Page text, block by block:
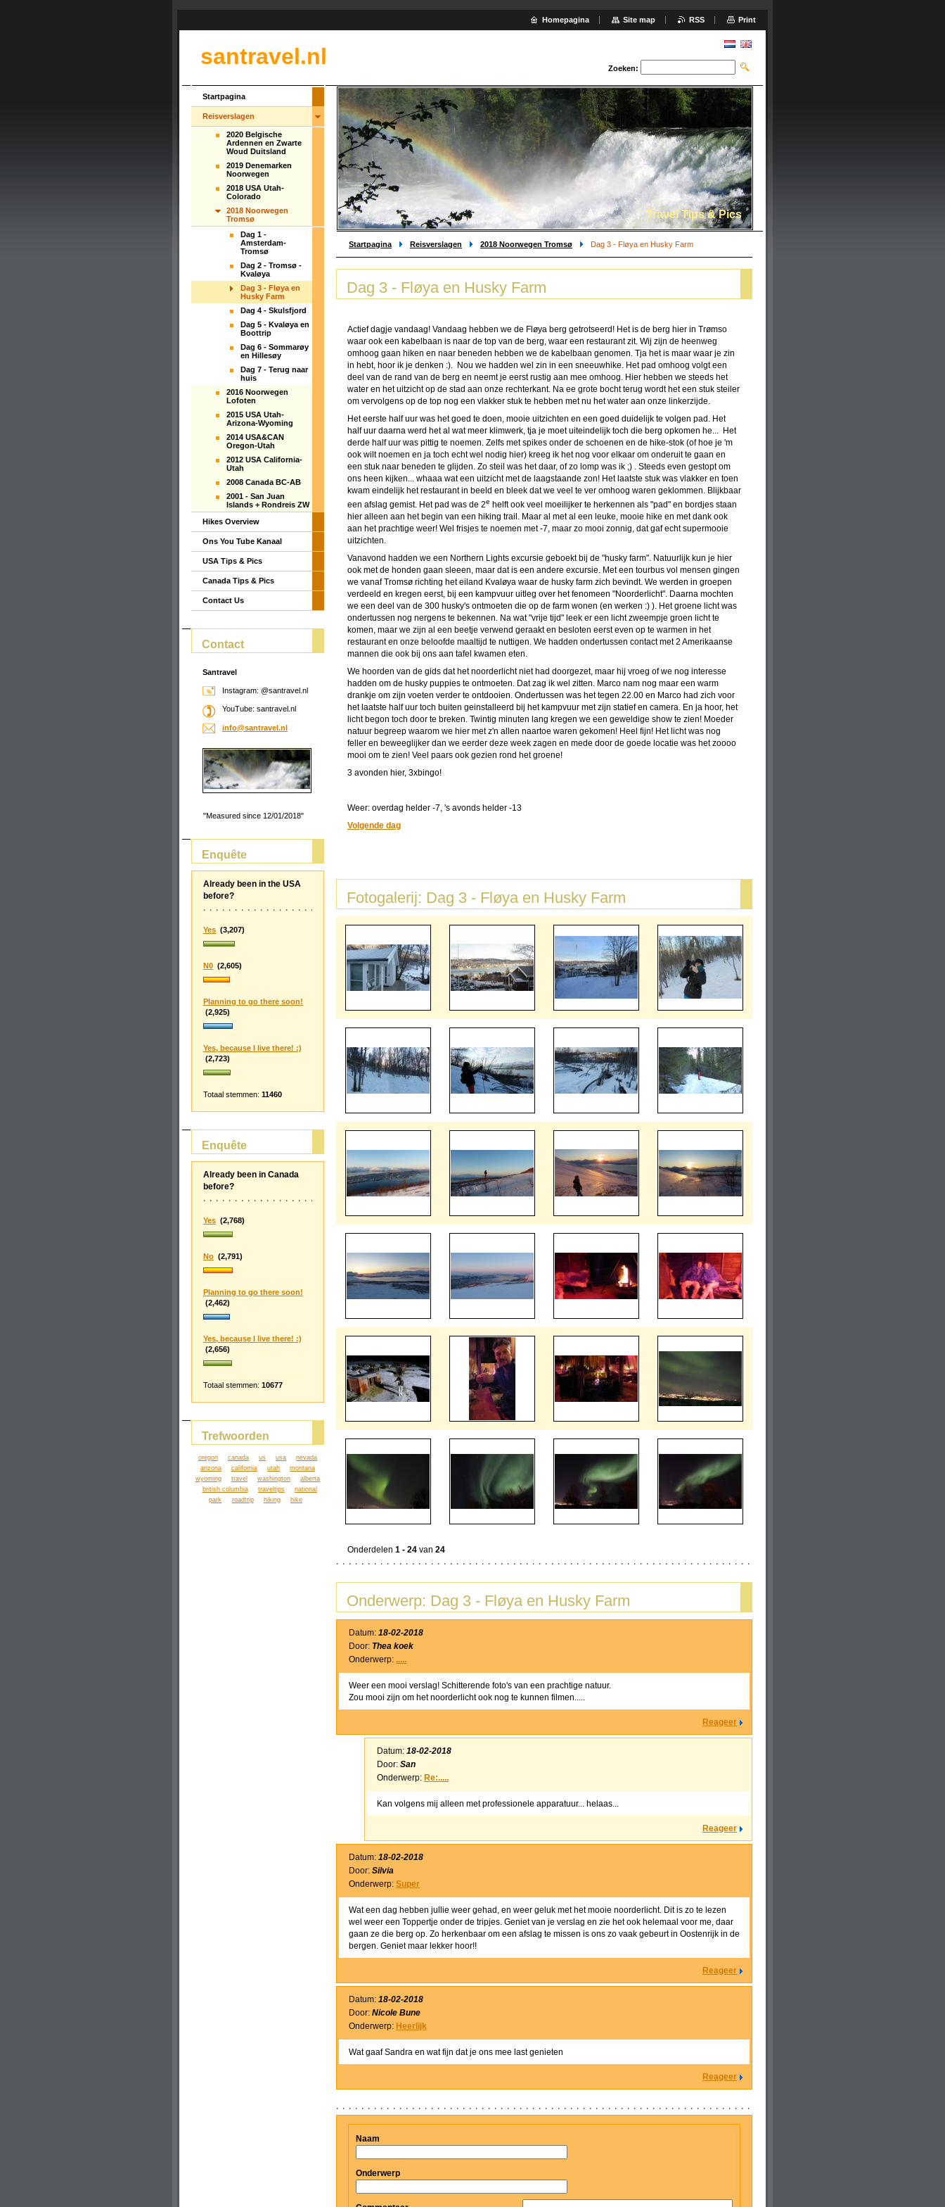
santravel.nl Zoeken:
Travel Tips & Pics
Startpagina Reisverslagen 2018 Noorwegen Tromsø Dag 3 - Fløya en Husky Farm
Dag 3 - Fløya en Husky Farm
Actief dagje vandaag! Vandaag hebben we de Fløya berg getrotseerd! Het is de berg hier in Trømso
waar ook een kabelbaan is naar de top van de berg, waar een restaurant zit. Wij zijn de heenweg
omhoog gaan hiken en naar beneden hebben we de kabelbaan genomen. Tja het is maar waar je zin
in hebt, hoor ik je denken :). Nou we hadden wel zin in een sneeuwhike. Het pad omhoog volgt een
deel van de rand van de berg en neemt je eerst rustig aan mee omhoog. Hier hebben we steeds het
water en het uitzicht op de stad aan onze rechterkant. Na ee grote bocht terug wordt het een stuk steiler
om vervolgens op de top nog een vlakker stuk te hebben met nu het water aan onze linkerzijde.
Het eerste half uur was het goed te doen, mooie uitzichten en een goed duidelijk te volgen pad. Het
half uur daarna werd het al wat meer klimwerk, tja je moet uiteindelijk toch die berg opkomen he... Het
derde half uur was pittig te noemen. Zelfs met spikes onder de schoenen en de hike-stok (of hoe je 'm
ook wilt noemen en ja toch echt wel nodig hier) kreeg ik het nog voor elkaar om onderuit te gaan en
een stuk naar beneden te glijden. Zo steil was het daar, of zo lomp was ik ;) . Steeds even gestopt om
ons heen kijken... whaaa wat een uitzicht met de laagstaande zon! Het laatste stuk was vlakker en toen
kwam eindelijk het restaurant in beeld en bleek dat we veel te ver omhoog waren geklommen. Blijkbaar
een afslag gemist. Het pad was de 2e helft ook veel moeilijker te herkennen als "pad" en bordjes staan
hier alleen aan het begin van een hiking trail. Maar al met al een leuke, mooie hike en met dank ook
aan het prachtige weer! Wel frisjes te noemen met -7, maar zo mooi zonnig, dat gaf echt supermooie
uitzichten.
Vanavond hadden we een Northern Lights excursie geboekt bij de "husky farm". Natuurlijk kun je hier
ook met de honden gaan sleeen, maar dat is een andere excursie. Met een tourbus vol mensen gingen
we vanaf Tromsø richting het eiland Kvaløya waar de husky farm zich bevindt. We werden in groepen
verdeeld en kregen eerst, bij een kampvuur uitleg over het fenomeen "Noorderlicht". Daarna mochten
we een deel van de 300 husky's ontmoeten die op de farm wonen (en werken :) ). Het groene licht was
ondertussen nog nergens te bekennen. Na wat "vrije tijd" leek er een licht zweempje groen licht te
komen, maar we zijn al een beetje verwend geraakt en besloten eerst even op te warmen in het
restaurant en onze beloofde maaltijd te nuttigen. We hadden ondertussen contact met 2 Amerikaanse
mannen die ook bij ons aan tafel kwamen eten.
We hoorden van de gids dat het noorderlicht niet had doorgezet, maar hij vroeg of we nog interesse
hadden om de husky puppies te ontmoeten. Dat zag ik wel zitten. Marco nam nog maar een warm
drankje om zijn voeten verder te ontdooien. Ondertussen was het tegen 22.00 en Marco had zich voor
het laatste half uur toch buiten geinstalleerd bij het kampvuur met zijn statief en camera. En ja hoor, het
licht begon toch door te breken. Twintig minuten lang kregen we een geweldige show te zien! Moeder
natuur begreep waarom we hier met z'n allen naartoe waren gekomen! Heel fijn! Het licht was nog
feller en beweeglijker dan we eerder deze week zagen en mede door de goede locatie was het zoooo
mooi om te zien! Veel paars ook gezien rond het groene!
3 avonden hier, 3xbingo!
Weer: overdag helder -7, 's avonds helder -13
Volgende dag
Fotogalerij: Dag 3 - Fløya en Husky Farm
Onderdelen 1 - 24 van 24
Onderwerp: Dag 3 - Fløya en Husky Farm
Datum: 18-02-2018
Door: Thea koek
Onderwerp: .....
Weer een mooi verslag! Schitterende foto's van een prachtige natuur.
Zou mooi zijn om het noorderlicht ook nog te kunnen filmen.....
Reageer
Datum: 18-02-2018
Door: San
Onderwerp: Re:.....
Kan volgens mij alleen met professionele apparatuur... helaas...
Reageer
Datum: 18-02-2018
Door: Silvia
Onderwerp: Super
Wat een dag hebben jullie weer gehad, en weer geluk met het mooie noorderlicht. Dit is zo te lezen
wel weer een Toppertje onder de tripjes. Geniet van je verslag en zie het ook helemaal voor me, daar
gaan ze die berg op. Zo herkenbaar om een afslag te missen is ons zo vaak gebeurt in Oostenrijk in de
bergen. Geniet maar lekker hoor!!
Reageer
Datum: 18-02-2018
Door: Nicole Bune
Onderwerp: Heerlijk
Wat gaaf Sandra en wat fijn dat je ons mee last genieten
Reageer
Naam
Onderwerp
Startpagina
Reisverslagen
2020 Belgische
Ardennen en Zwarte
Woud Duitsland
2019 Denemarken
Noorwegen
2018 USA Utah-
Colorado
2018 Noorwegen
Tromsø
Dag 1 -
Amsterdam-
Tromsø
Dag 2 - Tromsø -
Kvaløya
Dag 3 - Fløya en
Husky Farm
Dag 4 - Skulsfjord
Dag 5 - Kvaløya en
Boottrip
Dag 6 - Sommarøy
en Hillesøy
Dag 7 - Terug naar
huis
2016 Noorwegen
Lofoten
2015 USA Utah-
Arizona-Wyoming
2014 USA&CAN
Oregon-Utah
2012 USA California-
Utah
2008 Canada BC-AB
2001 - San Juan
Islands + Rondreis ZW
Hikes Overview
Ons You Tube Kanaal
USA Tips & Pics
Canada Tips & Pics
Contact Us
Contact
Santravel
Instagram: @santravel.nl
YouTube: santravel.nl
info@santravel.nl
"Measured since 12/01/2018"
Enquête
Already been in the USA
before?
Yes (3,207)
N0 (2,605)
Planning to go there soon!
(2,925)
Yes, because I live there! :)
(2,723)
Totaal stemmen: 11460
Enquête
Already been in Canada
before?
Yes (2,768)
No (2,791)
Planning to go there soon!
(2,462)
Yes, because I live there! :)
(2,656)
Totaal stemmen: 10677
Trefwoorden
oregon canada us usa
nevada
arizona
california utah
montana
wyoming
travel washington
alberta
british columbia
traveltips
national
park
roadtrip hiking hike
Homepagina Site map RSS Print